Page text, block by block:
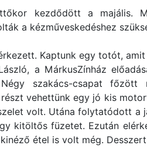
kezdődött a majális.
a kézműveskedéshez
Kaptunk egy totót,
a MárkusZínház
szakács-csapat főzött
vehettünk egy jó kis
volt. Utána folytatódott a
kitöltős füzetet. Ezután
étel is volt még.